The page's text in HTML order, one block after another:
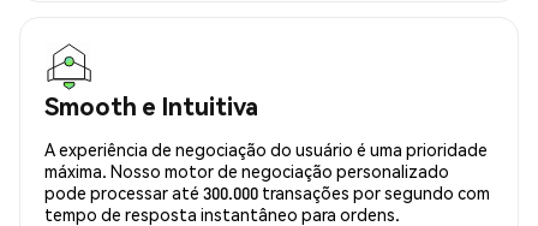
Smooth e Intuitiva
A experiência de negociação do usuário é uma prioridade
máxima. Nosso motor de negociação personalizado
pode processar até 300.000 transações por segundo com
tempo de resposta instantâneo para ordens.